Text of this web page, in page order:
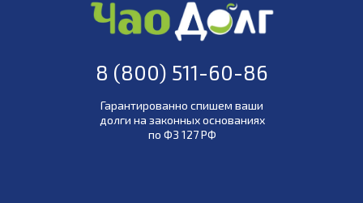
8 (800) 511-60-86
8 916 780 22 77
Гарантированно спишем ваши
долги на законных основаниях
по ФЗ 127 РФ
8 (800) 511-60-86